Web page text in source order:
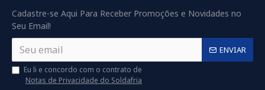
Cadastre-se Aqui Para Receber Promoções e Novidades no
Seu Email!
ENVIAR
Eu li e concordo com o contrato de
Notas de Privacidade do Soldafria